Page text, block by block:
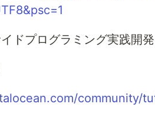
ドプログラミング実践開発
community/